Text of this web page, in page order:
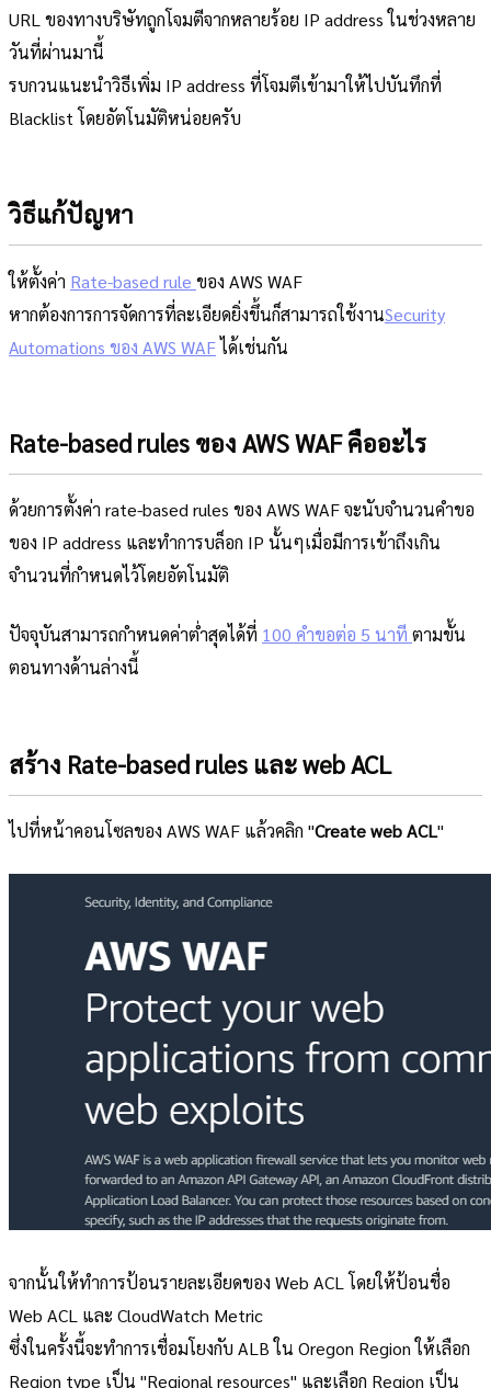
URL ของทางบริษัทถูกโจมตีจากหลายร้อย IP address ในช่วงหลาย
วันที่ผ่านมานี้
รบกวนแนะนำวิธีเพิ่ม IP address ที่โจมตีเข้ามาให้ไปบันทึกที่
Blacklist โดยอัตโนมัติหน่อยครับ
วิธีแก้ปัญหา
ให้ตั้งค่า Rate-based rule ของ AWS WAF
หากต้องการการจัดการที่ละเอียดยิ่งขึ้นก็สามารถใช้งานSecurity
Automations ของ AWS WAFได้เช่นกัน
Rate-based rules ของ AWS WAF คืออะไร
ด้วยการตั้งค่า rate-based rules ของ AWS WAF จะนับจำนวนคำขอ
ของ IP address และทำการบล็อก IP นั้นๆเมื่อมีการเข้าถึงเกิน
จำนวนที่กำหนดไว้โดยอัตโนมัติ
ปัจจุบันสามารถกำหนดค่าต่ำสุดได้ที่ 100 คำขอต่อ 5 นาที ตามขั้น
ตอนทางด้านล่างนี้
สร้าง Rate-based rules และ web ACL
ไปที่หน้าคอนโซลของ AWS WAF แล้วคลิก "Create web ACL"
จากนั้นให้ทำการป้อนรายละเอียดของ Web ACL โดยให้ป้อนชื่อ
Web ACL และ CloudWatch Metric
ซึ่งในครั้งนี้จะทำการเชื่อมโยงกับ ALB ใน Oregon Region ให้เลือก
Region type เป็น "Regional resources" และเลือก Region เป็น